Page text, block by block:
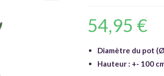
54,95 €
Diamètre du pot
Hauteur : +- 100